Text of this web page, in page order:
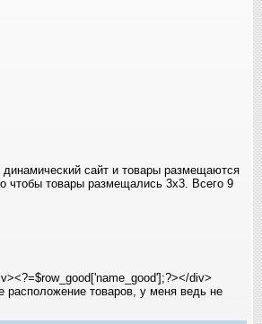
сайт и товары размещаются
чтобы товары размещались 3х3. Всего 9
div>
расположение товаров, у меня ведь не